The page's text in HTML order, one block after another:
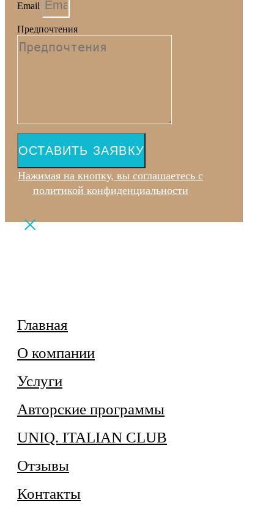
Email
Предпочтения
ОСТАВИТЬ ЗАЯВКУ
Нажимая на кнопку, вы соглашаетесь с
политикой конфиденциальности
Главная
О компании
Услуги
Авторские программы
UNIQ. ITALIAN CLUB
Отзывы
Контакты